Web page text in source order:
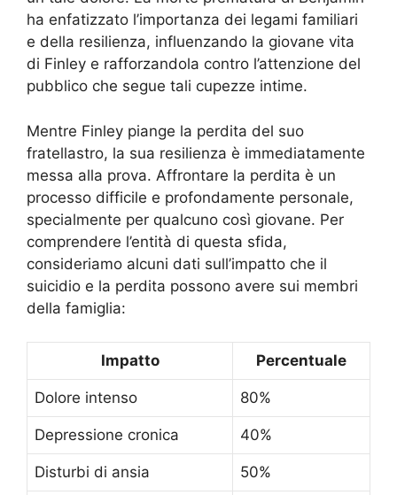
ha enfatizzato l’importanza dei legami familiari
e della resilienza, influenzando la giovane vita
di Finley e rafforzandola contro l’attenzione del
pubblico che segue tali cupezze intime.
Mentre Finley piange la perdita del suo
fratellastro, la sua resilienza è immediatamente
messa alla prova. Affrontare la perdita è un
processo difficile e profondamente personale,
specialmente per qualcuno così giovane. Per
comprendere l’entità di questa sfida,
consideriamo alcuni dati sull’impatto che il
suicidio e la perdita possono avere sui membri
della famiglia:
Impatto Percentuale
Dolore intenso 80%
Depressione cronica 40%
Disturbi di ansia 50%